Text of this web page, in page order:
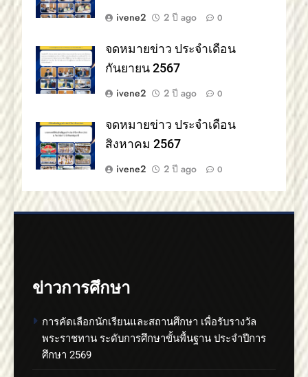
ivene2
2 ปี ago 0
จดหมายข่าว ประจำเดือน
กันยายน 2567
ivene2
2 ปี ago 0
จดหมายข่าว ประจำเดือน
สิงหาคม 2567
ivene2
2 ปี ago 0
ข่าวการศึกษา
การคัดเลือกนักเรียนและสถานศึกษา เพื่อรับรางวัล
พระราชทาน ระดับการศึกษาขั้นพื้นฐาน ประจำปีการ
ศึกษา 2569